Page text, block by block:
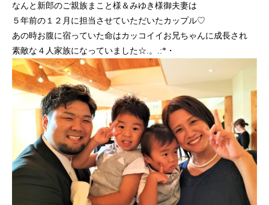
なんと新郎のご親族まこと様＆みゆき様御夫妻は
５年前の１２月に担当させていただいたカップル♡
あの時お腹に宿っていた命はカッコイイお兄ちゃんに成長され
素敵な４人家族になっていました☆.。.:*・